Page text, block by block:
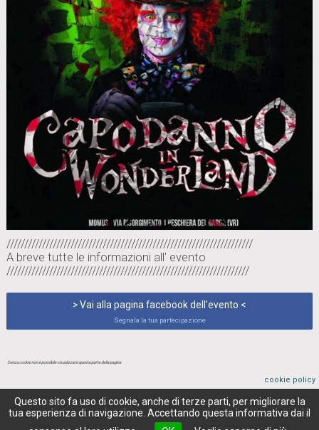
Questo sito fa uso di cookie, anche di terze parti, per migliorare la
tua esperienza di navigazione. Accettando questa informativa dai il
/////////////////////////////////////////////////////////////////////
A breve tutte le informazioni all' evento
////////////////////////////////////////////////////////////////////
> Vai alla pagina facebook dell'evento <
Segnala la tua partecipazione
Senza cookie non è possibile visualizzare questa parte della pagina
cookie policy